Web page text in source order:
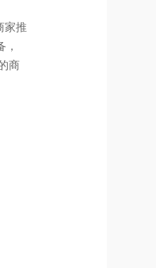
家推
商